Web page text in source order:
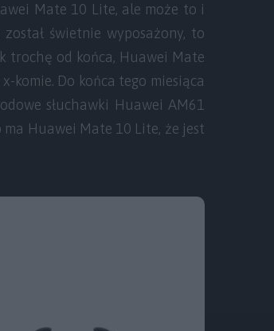
Mate 10 Lite, ale może to i
świetnie wyposażony, to
trochę od końca, Huawei Mate
komie. Do końca tego miesiąca
słuchawki Huawei AM61
Huawei Mate 10 Lite, że jest